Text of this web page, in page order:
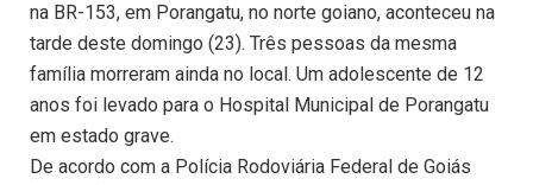
na BR-153, em Porangatu, no norte goiano, aconteceu na
tarde deste domingo (23). Três pessoas da mesma
família morreram ainda no local. Um adolescente de 12
anos foi levado para o Hospital Municipal de Porangatu
em estado grave.
De acordo com a Polícia Rodoviária Federal de Goiás